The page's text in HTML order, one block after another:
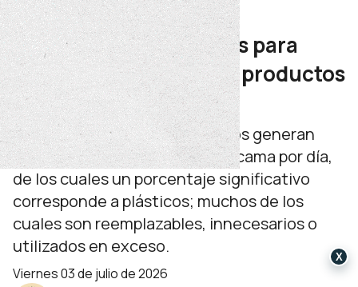
Hospital Amigo del Ambiente
Salud impulsa acciones para
reducir el consumo de productos
plásticos
Los establecimientos sanitarios generan
entre 1 y 10 kg de residuos por cama por día,
de los cuales un porcentaje significativo
corresponde a plásticos; muchos de los
cuales son reemplazables, innecesarios o
utilizados en exceso.
viernes 03 de julio de 2026
X